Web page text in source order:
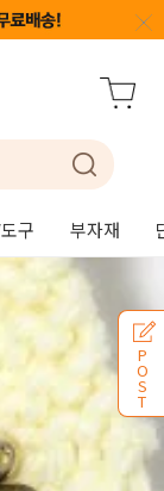
구 부자재
P
O
S
T